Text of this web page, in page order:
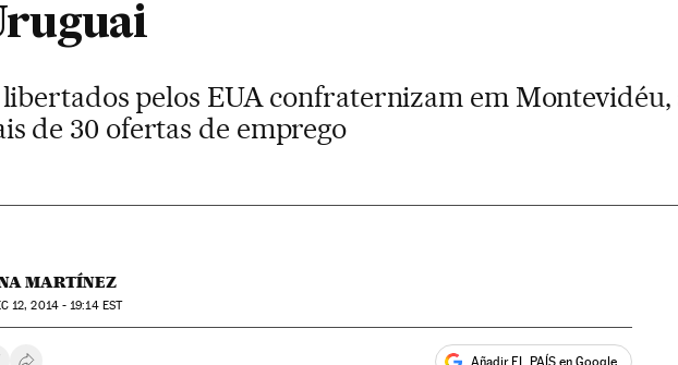
libertados pelos EUA confraternizam em
de 30 ofertas de emprego
MARTÍNEZ
12, 2014 - 19:14EST
Añadir EL PAÍS en Google